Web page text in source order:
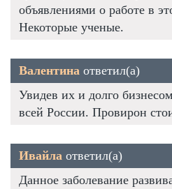
объявлениями о работе в
Некоторые ученые.
Валентина ответил(а)
Увидев их и долго
всей России. Провирон
Ивайла ответил(а)
Данное заболевание